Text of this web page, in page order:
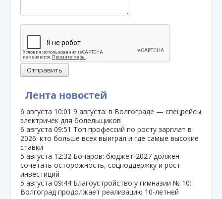
Лента новостей
6 августа 10:01 9 августа: в Волгограде — спецрейсы
электричек для болельщиков
6 августа 09:51 Топ профессий по росту зарплат в
2026: кто больше всех выиграл и где самые высокие
ставки
5 августа 12:32 Бочаров: бюджет‑2027 должен
сочетать осторожность, соцподдержку и рост
инвестиций
5 августа 09:44 Благоустройство у гимназии № 10:
Волгоград продолжает реализацию 10‑летней
Отправить